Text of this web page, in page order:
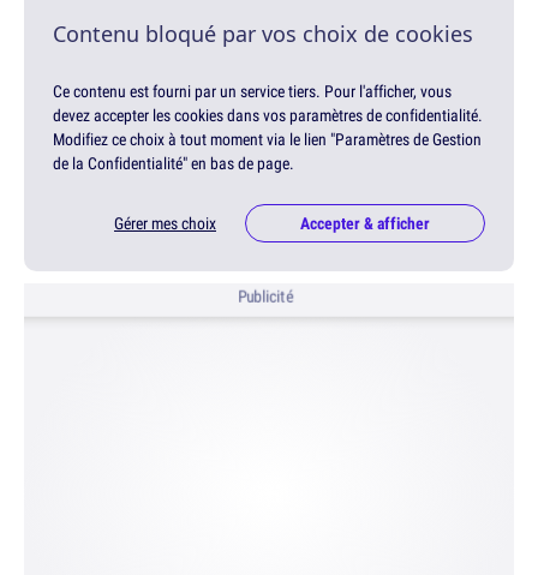
Contenu bloqué par vos choix de cookies
Ce contenu est fourni par un service tiers. Pour l'afficher, vous
devez accepter les cookies dans vos paramètres de confidentialité.
Modifiez ce choix à tout moment via le lien "Paramètres de Gestion
de la Confidentialité" en bas de page.
Gérer mes choix Accepter & afficher
Publicité